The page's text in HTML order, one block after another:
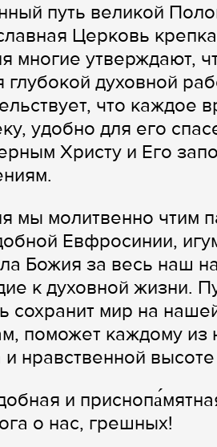
путь великой
Церковь
многие утверждают,
глубокой духовной
что каждое
удобно для его
Христу и Его
мы молитвенно чтим
Евфросинии,
Божия за весь наш
к духовной жизни.
сохранит мир на
поможет каждому из
и нравственной
и
о нас, грешных!